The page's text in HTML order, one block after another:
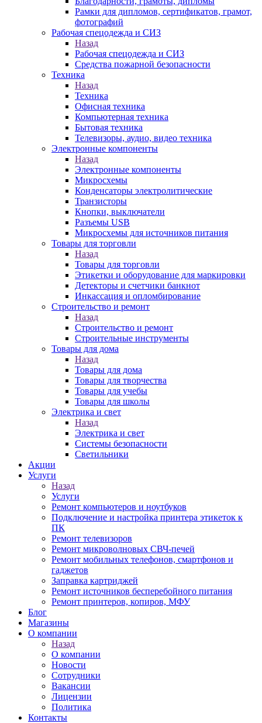
Рамки для дипломов, сертификатов, грамот,
фотографий
Рабочая спецодежда и СИЗ
Назад
Рабочая спецодежда и СИЗ
Средства пожарной безопасности
Техника
Назад
Техника
Офисная техника
Компьютерная техника
Бытовая техника
Телевизоры, аудио, видео техника
Электронные компоненты
Назад
Электронные компоненты
Микросхемы
Конденсаторы электролитические
Транзисторы
Кнопки, выключатели
Разъемы USB
Микросхемы для источников питания
Товары для торговли
Назад
Товары для торговли
Этикетки и оборудование для маркировки
Детекторы и счетчики банкнот
Инкассация и опломбирование
Строительство и ремонт
Назад
Строительство и ремонт
Строительные инструменты
Товары для дома
Назад
Товары для дома
Товары для творчества
Товары для учебы
Товары для школы
Электрика и свет
Назад
Электрика и свет
Системы безопасности
Светильники
Акции
Услуги
Назад
Услуги
Ремонт компьютеров и ноутбуков
Подключение и настройка принтера этикеток к
ПК
Ремонт телевизоров
Ремонт микроволновых СВЧ-печей
Ремонт мобильных телефонов, смартфонов и
гаджетов
Заправка картриджей
Ремонт источников бесперебойного питания
Ремонт принтеров, копиров, МФУ
Блог
Магазины
О компании
Назад
О компании
Новости
Сотрудники
Вакансии
Лицензии
Политика
Контакты